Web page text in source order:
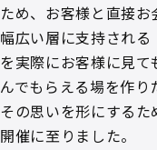
ため、お客様と直接お
幅広い層に支持され
を実際にお客様に見
んでもらえる場を作り
その思いを形にする
開催に至りました。